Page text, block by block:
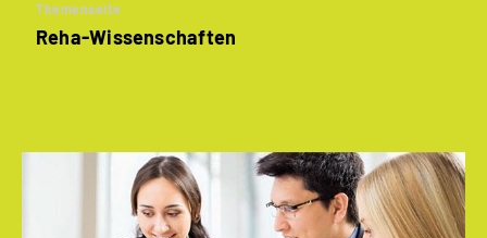
Themenseite
Reha-Wissenschaften